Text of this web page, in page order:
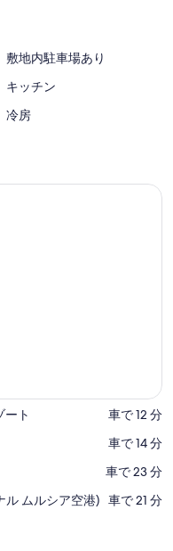
敷地内駐車場あり
キッチン
冷房
ート
‪車で 12 分‬
‪車で 14 分‬
‪車で 23 分‬
ル ムルシア空港) ‪車で 21 分‬